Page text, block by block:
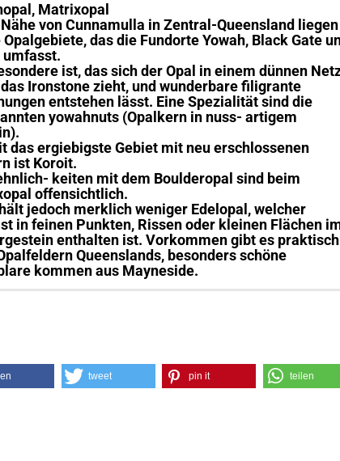
Matrixopal
von Cunnamulla in Zentral-Queensland liegen
Opalgebiete, das die Fundorte Yowah, Black Gate
umfasst.
ist, das sich der Opal in einem dünnen
Ironstone zieht, und wunderbare filigrante
entstehen lässt. Eine Spezialität sind die
yowahnuts (Opalkern in nuss- artigem
das ergiebigste Gebiet mit neu erschlossenen
ist Koroit.
keiten mit dem Boulderopal sind beim
offensichtlich.
jedoch merklich weniger Edelopal, welcher
in feinen Punkten, Rissen oder kleinen Flächen
enthalten ist. Vorkommen gibt es
Queenslands, besonders schöne
kommen aus Mayneside.
tweet pin it teilen